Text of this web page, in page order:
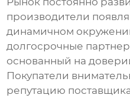
производители
динамичном
долгосрочные
основанный на
Покупатели
репутацию